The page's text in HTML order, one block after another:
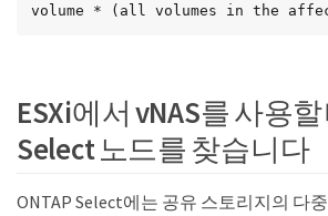
volume * (all volumes in the
ESXi에서 vNAS를 사용할
Select 노드를 찾습니다
ONTAP Select에는 공유 스토리지의 다